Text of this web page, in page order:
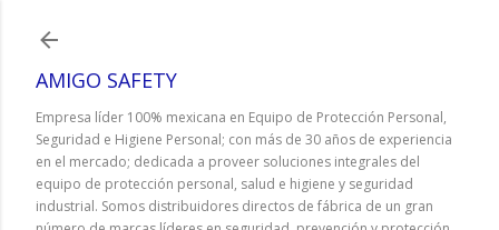
AMIGO SAFETY
Empresa líder 100% mexicana en Equipo de Protección Personal,
Seguridad e Higiene Personal; con más de 30 años de experiencia
en el mercado; dedicada a proveer soluciones integrales del
equipo de protección personal, salud e higiene y seguridad
industrial. Somos distribuidores directos de fábrica de un gran